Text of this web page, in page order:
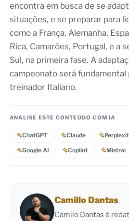
encontra em busca de se
situações, e se preparar para
como a França, Alemanha,
Rica, Camarões, Portugal, e a
Sul, na primeira fase. A
campeonato será fundamental
treinador Italiano.
ANALISE ESTE CONTEÚDO COM IA
ChatGPT Claude
Google AI Copilot Mistral
Camillo Dantas
Camilo Dantas é